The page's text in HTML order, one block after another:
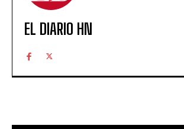
EL DIARIO HN